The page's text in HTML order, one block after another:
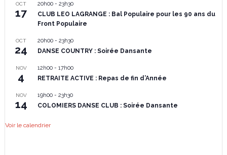
OCT
17
20h00- 23h30
CLUB LEO LAGRANGE : Bal Populaire pour les 90 ans du
Front Populaire
OCT
24
20h00- 23h30
DANSE COUNTRY : Soirée Dansante
NOV
4
12h00- 17h00
RETRAITE ACTIVE : Repas de fin d’Année
NOV
14
19h00- 23h30
COLOMIERS DANSE CLUB : Soirée Dansante
Voir le calendrier